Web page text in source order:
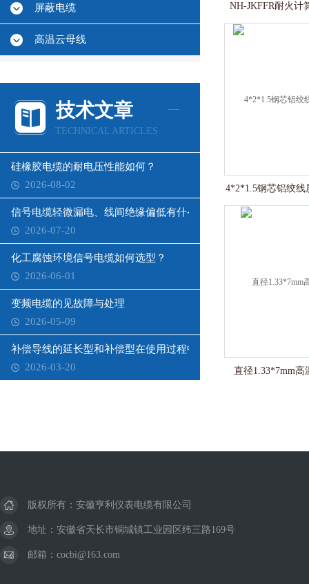
屏蔽电缆
高温云母线
技术文章
TECHNICAL ARTICLES
硅橡胶电缆的耐电压性能如何？
2026-08-02
信号电缆轻微漏电、线间绝缘偏低有什么影响？
2026-07-20
化工腐蚀环境信号电缆如何选型？
2026-06-01
变频电缆的见故障与处理
2026-05-09
补偿导线的延长型和补偿型在使用过程中需要注意哪些问题？
2026-03-20
NH-JKFFR耐火计
4*2*1.5钢芯铝绞线
直径1.33*7mm高
版权所有：安徽亨利仪表电缆有限公司
地址：安徽省天长市铜城镇工业园区纬三路169号
邮箱：cocbi@163.com